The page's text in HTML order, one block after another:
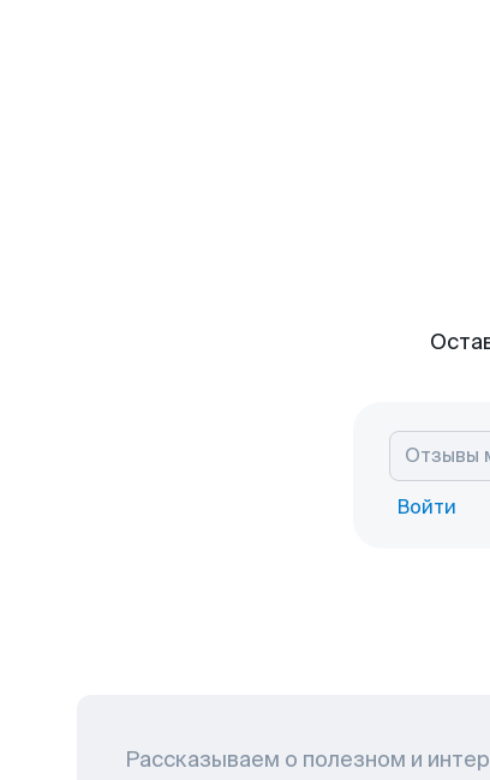
Войти
Рассказываем о полезном и